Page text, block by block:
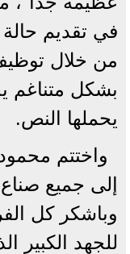
في تقديم حالة
من خلال
بشكل متناغم
يحملها النص.
واختتم
إلى جميع
وباشكر كل
للجهد الكبير